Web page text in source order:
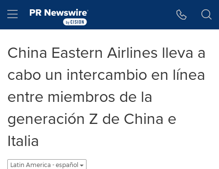
Hamburger menu
China Eastern Airlines lleva a
cabo un intercambio en línea
entre miembros de la
generación Z de China e
Italia
Latin America - español